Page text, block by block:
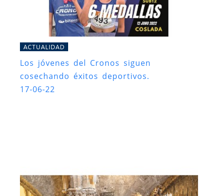
ACTUALIDAD
Los jóvenes del Cronos siguen
cosechando éxitos deportivos.
17-06-22